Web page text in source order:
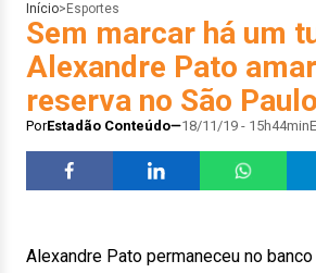
Início> Esportes
Sem marcar há um
Alexandre Pato
reserva no São Paulo
PorEstadão Conteúdo 18/11/19 - 15h44min
Alexandre Pato permaneceu no